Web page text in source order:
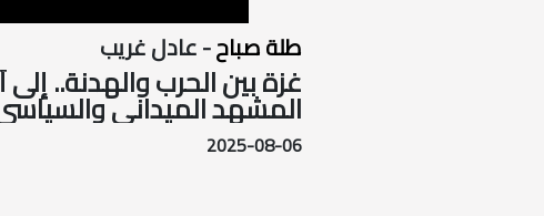
طلة صباح- عادل غريب
غزة بين الحرب والهدنة..
المشهد الميداني
2025-08-06